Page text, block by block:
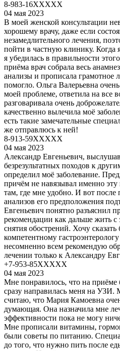
8-983-16XXXXX
04 мая 2023
В моей женской консультации
хорошему врачу, даже если
незамедлительного лечения,
пойти в частную клинику. Когда
я убедилась в правильности
приёма врач собрала весь
анализы и прописала грамотное
помогло. Ольга Валерьевна
моей проблеме, ответила на все
разговаривала очень
качественно вылечила моё
есть такие замечательные
же отправлюсь к ней!
8-913-59XXXXX
04 мая 2023
Александр Евгеньевич,
безрезультатных походов к
определил моё заболевание.
причём не навязывал именно
там, где мне удобно. И вот после
анализов его предположения
Евгеньевич понятно разъяснил
рекомендации как дальше жить с
снятия обострений. Хочу
компетентному
несомненно всем рекомендую
лечении только к Александру
+7-953-85XXXXX
04 мая 2023
Мне понравилось, что на
сразу направилась меня на
считаю, что Мария Камоевна
думающая. Она назначила мне
эффективности пока не могу
Мне прописали витамины,
были советы по питанию.
до того, что нужно пить после